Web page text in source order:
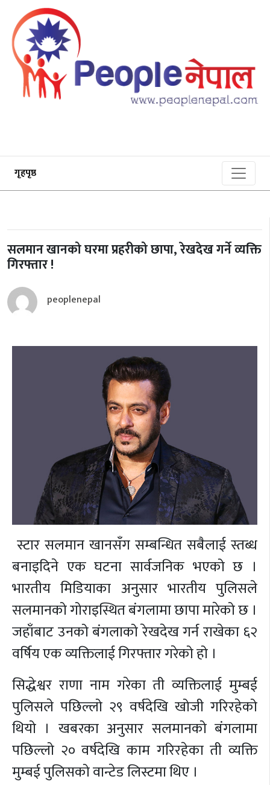
गृहपृष्ठ
सलमान खानको घरमा प्रहरीको छापा, रेखदेख गर्ने व्यक्ति
गिरफ्तार !
peoplenepal
स्टार सलमान खानसँग सम्बन्धित सबैलाई स्तब्ध
बनाइदिने एक घटना सार्वजनिक भएको छ ।
भारतीय मिडियाका अनुसार भारतीय पुलिसले
सलमानको गोराइस्थित बंगलामा छापा मारेको छ ।
जहाँबाट उनको बंगलाको रेखदेख गर्न राखेका ६२
वर्षिय एक व्यक्तिलाई गिरफ्तार गरेको हो ।
सिद्धेश्वर राणा नाम गरेका ती व्यक्तिलाई मुम्बई
पुलिसले पछिल्लो २९ वर्षदेखि खोजी गरिरहेको
थियो । खबरका अनुसार सलमानको बंगलामा
पछिल्लो २० वर्षदेखि काम गरिरहेका ती व्यक्ति
मुम्बई पुलिसको वान्टेड लिस्टमा थिए ।